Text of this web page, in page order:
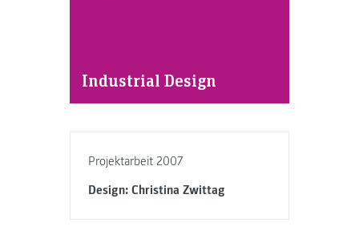
Industrial Design
Projektarbeit 2007
Design: Christina Zwittag